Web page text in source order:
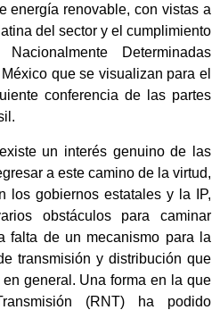
energía renovable, con vistas a
del sector y el cumplimiento
Determinadas
que se visualizan para el
conferencia de las partes
un interés genuino de las
a este camino de la virtud,
los gobiernos estatales y la IP,
obstáculos para caminar
de un mecanismo para la
transmisión y distribución que
general. Una forma en la que
(RNT) ha podido